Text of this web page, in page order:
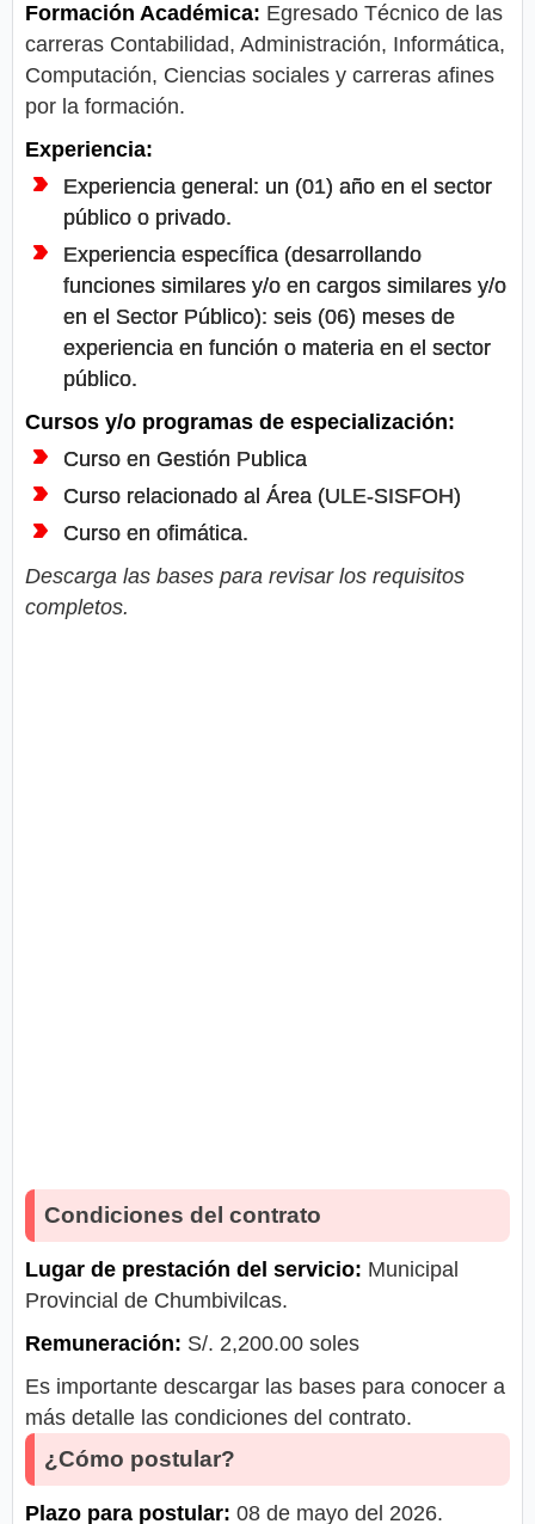
Formación Académica: Egresado Técnico de las
carreras Contabilidad, Administración, Informática,
Computación, Ciencias sociales y carreras afines
por la formación.
Experiencia:
Experiencia general: un (01) año en el sector
público o privado.
Experiencia específica (desarrollando
funciones similares y/o en cargos similares y/o
en el Sector Público): seis (06) meses de
experiencia en función o materia en el sector
público.
Cursos y/o programas de especialización:
Curso en Gestión Publica
Curso relacionado al Área (ULE-SISFOH)
Curso en ofimática.
Descarga las bases para revisar los requisitos
completos.
Condiciones del contrato
Lugar de prestación del servicio: Municipal
Provincial de Chumbivilcas.
Remuneración: S/. 2,200.00 soles
Es importante descargar las bases para conocer a
más detalle las condiciones del contrato.
¿Cómo postular?
Plazo para postular: 08 de mayo del 2026.